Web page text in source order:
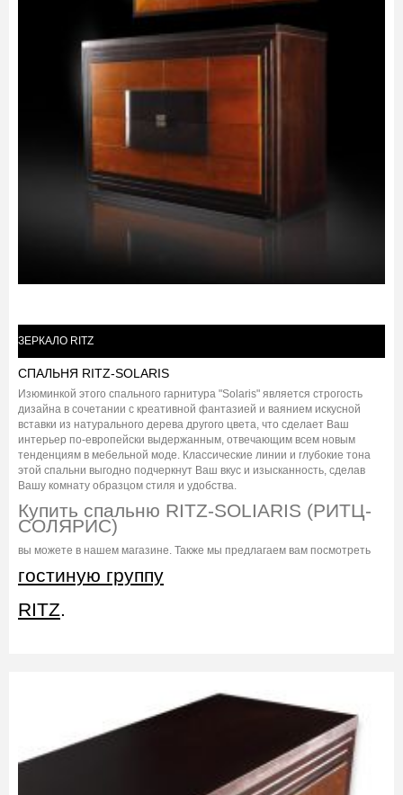
ЗЕРКАЛО RITZ
СПАЛЬНЯ RITZ-SOLARIS
Изюминкой этого спального гарнитура "Solaris" является строгость
дизайна в сочетании с креативной фантазией и ваянием искусной
вставки из натурального дерева другого цвета, что сделает Ваш
интерьер по-европейски выдержанным, отвечающим всем новым
тенденциям в мебельной моде. Классические линии и глубокие тона
этой спальни выгодно подчеркнут Ваш вкус и изысканность, сделав
Вашу комнату образцом стиля и удобства.
Купить спальню RITZ-SOLIARIS (РИТЦ-
СОЛЯРИС)
вы можете в нашем магазине. Также мы предлагаем вам посмотреть
гостиную группу
RITZ.